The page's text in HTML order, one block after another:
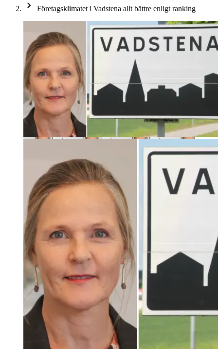
Företagsklimatet i Vadstena allt bättre enligt ranking